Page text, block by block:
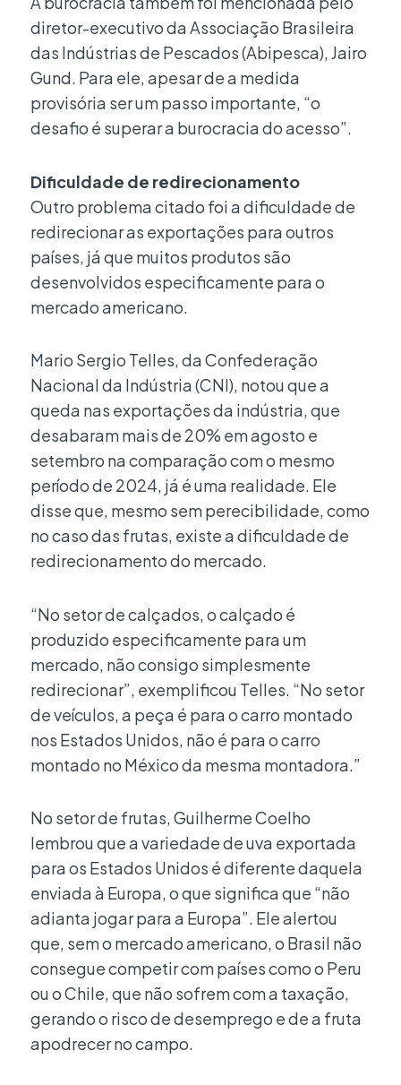
diretor-executivo da Associação Brasileira
das Indústrias de Pescados (Abipesca), Jairo
Gund. Para ele, apesar de a medida
provisória ser um passo importante, “o
desafio é superar a burocracia do acesso”.
Dificuldade de redirecionamento
Outro problema citado foi a dificuldade de
redirecionar as exportações para outros
países, já que muitos produtos são
desenvolvidos especificamente para o
mercado americano.
Mario Sergio Telles, da Confederação
Nacional da Indústria (CNI), notou que a
queda nas exportações da indústria, que
desabaram mais de 20% em agosto e
setembro na comparação com o mesmo
período de 2024, já é uma realidade. Ele
disse que, mesmo sem perecibilidade, como
no caso das frutas, existe a dificuldade de
redirecionamento do mercado.
“No setor de calçados, o calçado é
produzido especificamente para um
mercado, não consigo simplesmente
redirecionar”, exemplificou Telles. “No setor
de veículos, a peça é para o carro montado
nos Estados Unidos, não é para o carro
montado no México da mesma montadora.”
No setor de frutas, Guilherme Coelho
lembrou que a variedade de uva exportada
para os Estados Unidos é diferente daquela
enviada à Europa, o que significa que “não
adianta jogar para a Europa”. Ele alertou
que, sem o mercado americano, o Brasil não
consegue competir com países como o Peru
ou o Chile, que não sofrem com a taxação,
gerando o risco de desemprego e de a fruta
apodrecer no campo.